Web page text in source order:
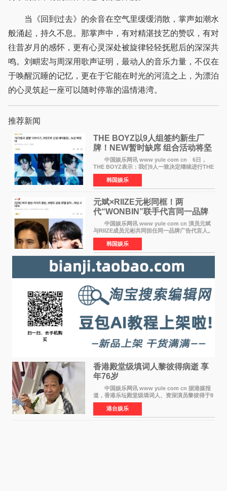
当《回到过去》的余音在空气里缓缓消散，掌声如潮水
般涌起，持久不息。那掌声中，有对精湛技艺的赞叹，有对
往昔岁月的感怀，更有心灵深处被旋律轻轻抚慰后的深深共
鸣。刘畊宏与周深用歌声证明，最动人的音乐力量，不仅在
于唤醒沉睡的记忆，更在于它能在时光的河流之上，为漂泊
的心灵筑起一座可以随时停靠的温情港湾。
推荐新闻
THE BOYZ以9人组签约新生厂
牌！NEW暂时缺席 组合活动将坚
定不移继续
中国娱乐网讯 www yule com cn 6日，
THE BOYZ表示：我们9人一致决定继续进行THE
BOYZ组合活动，并且已经完成了组合团体活动
签约。目前正在新生厂牌下进行活动准备。尚未
离开THE BOYZ原所
韩国娱乐
元斌×RIIZE元彬同框！两
代“WONBIN”联手代言同一品牌
颜值天花板合体
中国娱乐网讯 www yule com cn 演员元斌
与RIIZE成员元彬共同担任同一品牌广告代言人。
6日据独家报道，继演员元斌之后，RIIZE元彬最
近也被选为某在线中介平台A公司的共同广告代言
人，两人将作
韩国娱乐
香港殿堂级填词人黎彼得病逝 享
年76岁​
中国娱乐网讯 www yule com cn 据港媒报
道，香港乐坛殿堂级填词人、资深演员黎彼得于8
月5日上午因病离世，终年76岁。好友钟志光透
露，黎彼得今年3月中风后便卧床休养，身体机能
持续衰退，最
港台娱乐